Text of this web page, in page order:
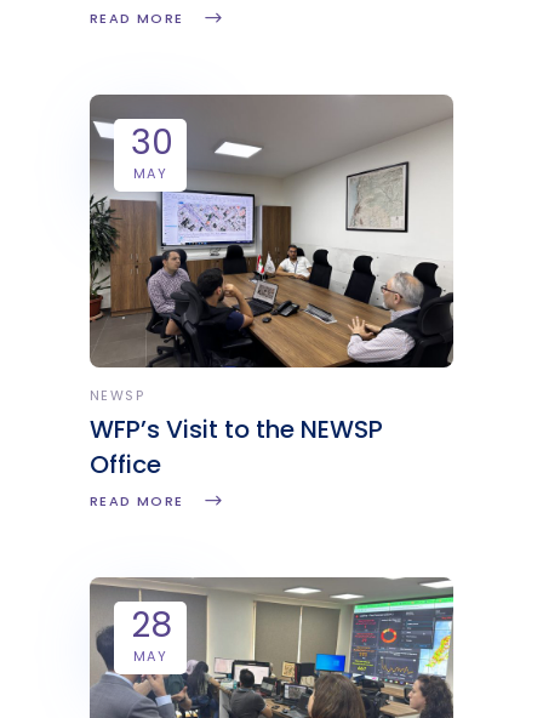
READ MORE
30
MAY
NEWSP
WFP’s Visit to the NEWSP
Office
READ MORE
28
MAY